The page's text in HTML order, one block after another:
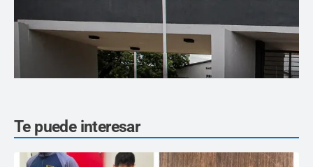
Te puede interesar